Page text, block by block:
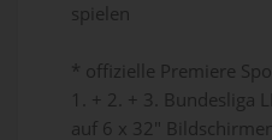
spielen
* offizielle Premiere
1. + 2. + 3. Bundesliga
auf 6 x 32"